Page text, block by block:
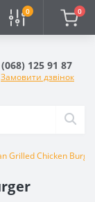
0 0
(068) 125 91 87
Замовити дзвінок
Grilled Chicken